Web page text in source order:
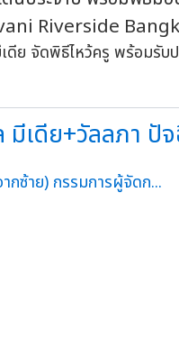
Riverside
มีเดีย+วัลลภา